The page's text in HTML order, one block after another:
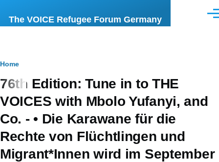
The VOICE Refugee Forum Germany
Breadcrumb
Home
76th Edition: Tune in to THE
VOICES with Mbolo Yufanyi, and
Co. - • Die Karawane für die
Rechte von Flüchtlingen und
Migrant*Innen wird im September